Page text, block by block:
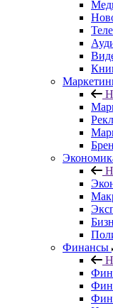
Финансы